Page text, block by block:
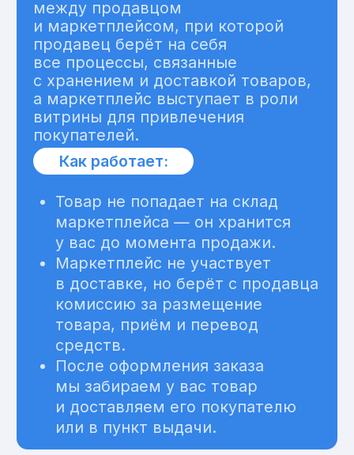
Выставляем закрывающие документы
в соответствии с проделанной работой
Закрепляем за вами личного
менеджера, который всегда будет
на связи и поможет решить любую
Личный
менеджер
06
Ответственное хранение
на отапливаемом складе
Короб
до 60×60×60
50 ₽/сутки
Цены